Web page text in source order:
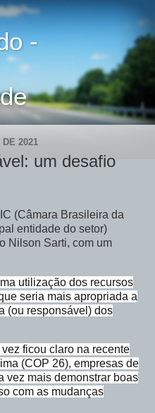
-
DE 2021
um desafio
(Câmara Brasileira da
entidade do setor)
Nilson Sarti, com um
utilização dos recursos
seria mais apropriada a
(ou responsável) dos
ficou claro na recente
(COP 26), empresas de
vez mais demonstrar boas
com as mudanças